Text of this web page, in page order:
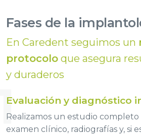
Fases de la
En Caredent seguimos un
protocolo que asegura
y duraderos
Evaluación y diagnóstico
Realizamos un estudio
examen clínico, radiografías y, si